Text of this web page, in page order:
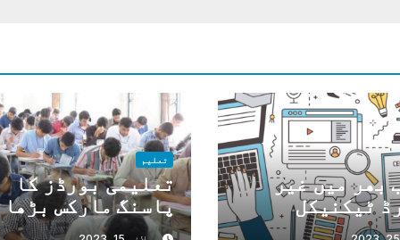
بھر میں غیر
ٹیکنیکل
اداروں کو بند
تعلیم
تعلیمی بورڈز کا
پاسنگ مارکس
یکساں رزلٹ کارڈ